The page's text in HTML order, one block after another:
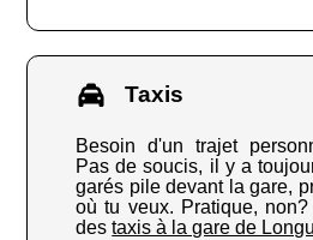
Taxis
Besoin d'un trajet
Pas de soucis, il y a
garés pile devant la gare,
où tu veux. Pratique,
destaxis à la gare de